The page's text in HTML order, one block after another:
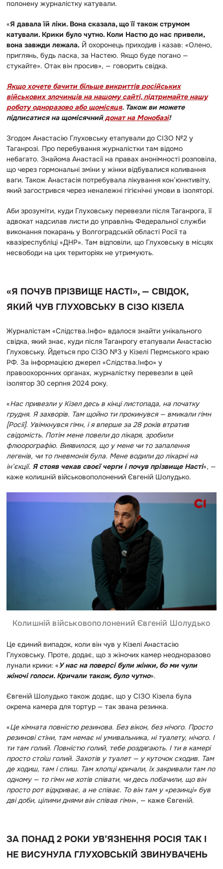
полонену журналістку катували.
«Я давала їй ліки. Вона сказала, що її також струмом
катували. Крики було чутно. Коли Настю до нас привели,
вона завжди лежала. Й охоронець приходив і казав: «Олено,
приглянь, будь ласка, за Настею. Якщо буде погано —
стукайте». Отак він просив», — говорить свідка.
Якщо хочете бачити більше викриттів російських
військових злочинців на нашому сайті, підтримайте нашу
роботу одноразово або щомісяця. Також ви можете
підписатися на щомісячнийдонат на Монобазі!
Згодом Анастасію Глуховську етапували до СІЗО №2 у
Таганрозі. Про перебування журналістки там відомо
небагато. Знайома Анастасії на правах анонімності розповіла,
що через гормональні зміни у жінки відбувалися коливання
ваги. Також Анастасія потребувала лікування кон’юнктивіту,
який загострився через неналежні гігієнічні умови в ізоляторі.
Аби зрозуміти, куди Глуховську перевезли після Таганрога, її
адвокат надсилав листи до управлінь Федеральної служби
виконання покарань у Волгоградській області Росії та
квазіреспубліці «ДНР». Там відповіли, що Глуховську в місцях
несвободи на цих територіях не утримують.
«Я ПОЧУВ ПРІЗВИЩЕ НАСТІ», — СВІДОК,
ЯКИЙ ЧУВ ГЛУХОВСЬКУ В СІЗО КІЗЕЛА
Журналістам «Слідства.Інфо» вдалося знайти унікального
свідка, який знає, куди після Таганрогу етапували Анастасію
Глуховську. Йдеться про СІЗО №3 у Кізелі Пермського краю
РФ. За інформацією джерел «Слідства.Інфо» у
правоохоронних органах, журналістку перевезли в цей
ізолятор 30 серпня 2024 року.
«Нас привезли у Кізел десь в кінці листопада, на початку
грудня. Я захворів. Там щойно ти прокинувся — вмикали гімн
[Росії]. Увімкнувся гімн, і я вперше за 28 років втратив
свідомість. Потім мене повели до лікаря, зробили
флюорографію. Виявилося, що у мене чи то запалення
легенів, чи то пневмонія була. Мене водили до лікарні на
ін’єкції. Я стояв чекав своєї черги і почув прізвище Насті», —
каже колишній військовополонений Євгеній Шолудько.
Колишній військовополонений Євгеній Шолудько
Це єдиний випадок, коли він чув у Кізелі Анастасію
Глуховську. Проте, додає, що з жіночих камер неодноразово
лунали крики: «У нас на поверсі були жінки, бо ми чули
жіночі голоси. Кричали також, було чутно».
Євгеній Шолудько також додає, що у СІЗО Кізела була
окрема камера для тортур — так звана резинка.
«Це кімната повністю резинова. Без вікон, без нічого. Просто
резинові стіни, там немає ні умивальника, ні туалету, нічого. І
ти там голий. Повністю голий, тебе роздягають. І ти в камері
просто стоїш голий. Захотів у туалет — у куточок сходив. Там
де ходиш, там і спиш. Там хлопці кричали, їх закривали там по
одному — то гімн не хотів співати, чи десь побачили, що він
просто рот відкриває, а не співає. То він там у «резинці» був
дві доби, цілими днями він співав гімн», — каже Євгеній.
ЗА ПОНАД 2 РОКИ УВ’ЯЗНЕННЯ РОСІЯ ТАК І
НЕ ВИСУНУЛА ГЛУХОВСЬКІЙ ЗВИНУВАЧЕНЬ